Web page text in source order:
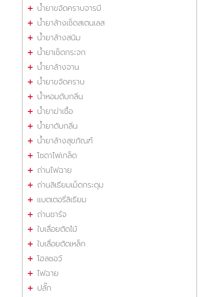
น้ำยาขจัดคราบจารบี
น้ำยาล้างเช็ดสเตนเลส
น้ำยาล้างสนิม
น้ำยาเช็ดกระจก
น้ำยาล้างจาน
น้ำยาขจัดคราบ
น้ำหอมดับกลิ่น
น้ำยาฆ่าเชื้อ
น้ำยาดับกลิ่น
น้ำยาล้างสุขภัณฑ์
โซดาไฟเกล็ด
ถ่านไฟฉาย
ถ่านลิเธียมเม็ดกระดุม
แบตเตอรี่ลิเธียม
ถ่านชาร์จ
ใบเลื่อยตัดไม้
ใบเลื่อยตัดเหล็ก
โฮลซอว์
ไฟฉาย
ปลั๊ก